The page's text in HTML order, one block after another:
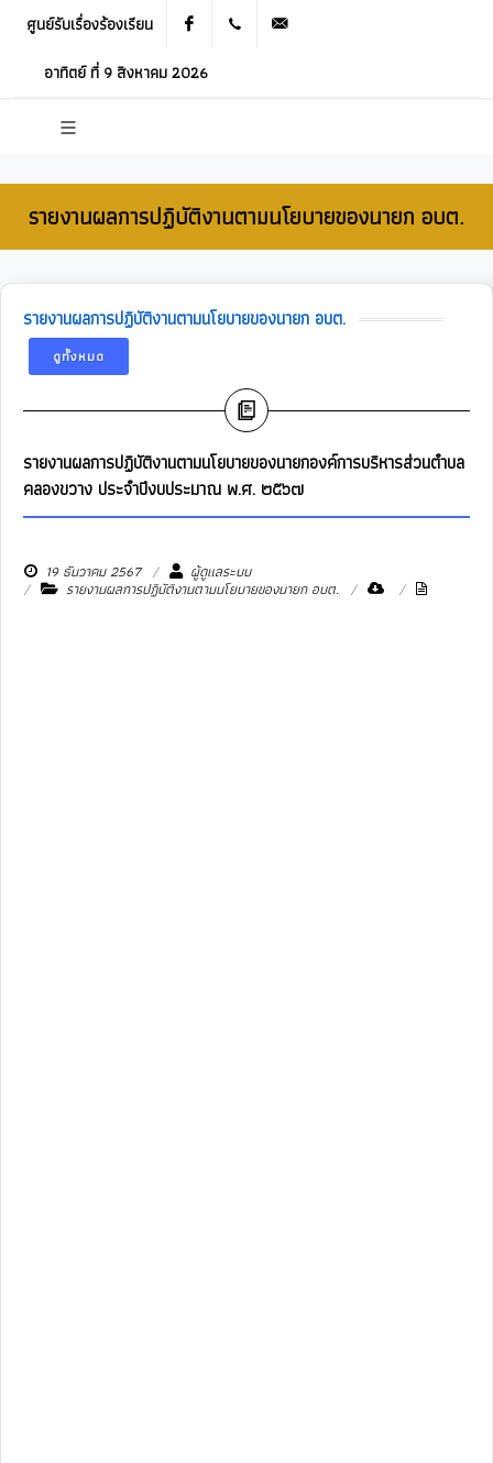
ศูนย์รับเรื่องร้องเรียน Facebook 021905536
อาทิตย์ ที่ 9 สิงหาคม 2026
รายงานผลการปฏิบัติงานตามนโยบายของนายก อบต.
รายงานผลการปฏิบัติงานตามนโยบายของนายก อบต.
ดูทั้งหมด
รายงานผลการปฏิบัติงานตามนโยบายของนายกองค์การบริหารส่วนตำบล
คลองขวาง ประจำปีงบประมาณ พ.ศ. ๒๕๖๗
19 ธันวาคม 2567 ผู้ดูแลระบบ
รายงานผลการปฏิบัติงานตามนโยบายของนายก อบต.